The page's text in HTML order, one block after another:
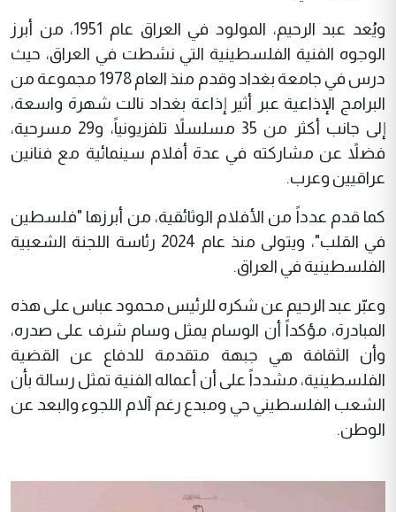
ويُعد عبد الرحيم، المولود في العراق عام 1951، من أبرز
الوجوه الفنية الفلسطينية التي نشطت في العراق، حيث
درس في جامعة بغداد وقدم منذ العام 1978 مجموعة من
البرامج الإذاعية عبر أثير إذاعة بغداد نالت شهرة واسعة،
إلى جانب أكثر من 35 مسلسلاً تلفزيونياً، و29 مسرحية،
فضلاً عن مشاركته في عدة أفلام سينمائية مع فنانين
عراقيين وعرب.
كما قدم عدداً من الأفلام الوثائقية، من أبرزها "فلسطين
في القلب"، ويتولى منذ عام 2024 رئاسة اللجنة الشعبية
الفلسطينية في العراق.
وعبّر عبد الرحيم عن شكره للرئيس محمود عباس على هذه
المبادرة، مؤكداً أن الوسام يمثل وسام شرف على صدره،
وأن الثقافة هي جبهة متقدمة للدفاع عن القضية
الفلسطينية، مشدداً على أن أعماله الفنية تمثل رسالة بأن
الشعب الفلسطيني حي ومبدع رغم آلام اللجوء والبعد عن
الوطن.